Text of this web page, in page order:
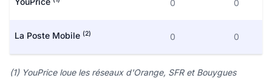
0 0
La Poste Mobile (2) 0 0
(1) YouPrice loue les réseaux d'Orange, SFR et Bouygues